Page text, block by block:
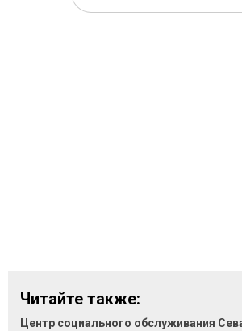
Читайте также:
Центр социального обслуживания